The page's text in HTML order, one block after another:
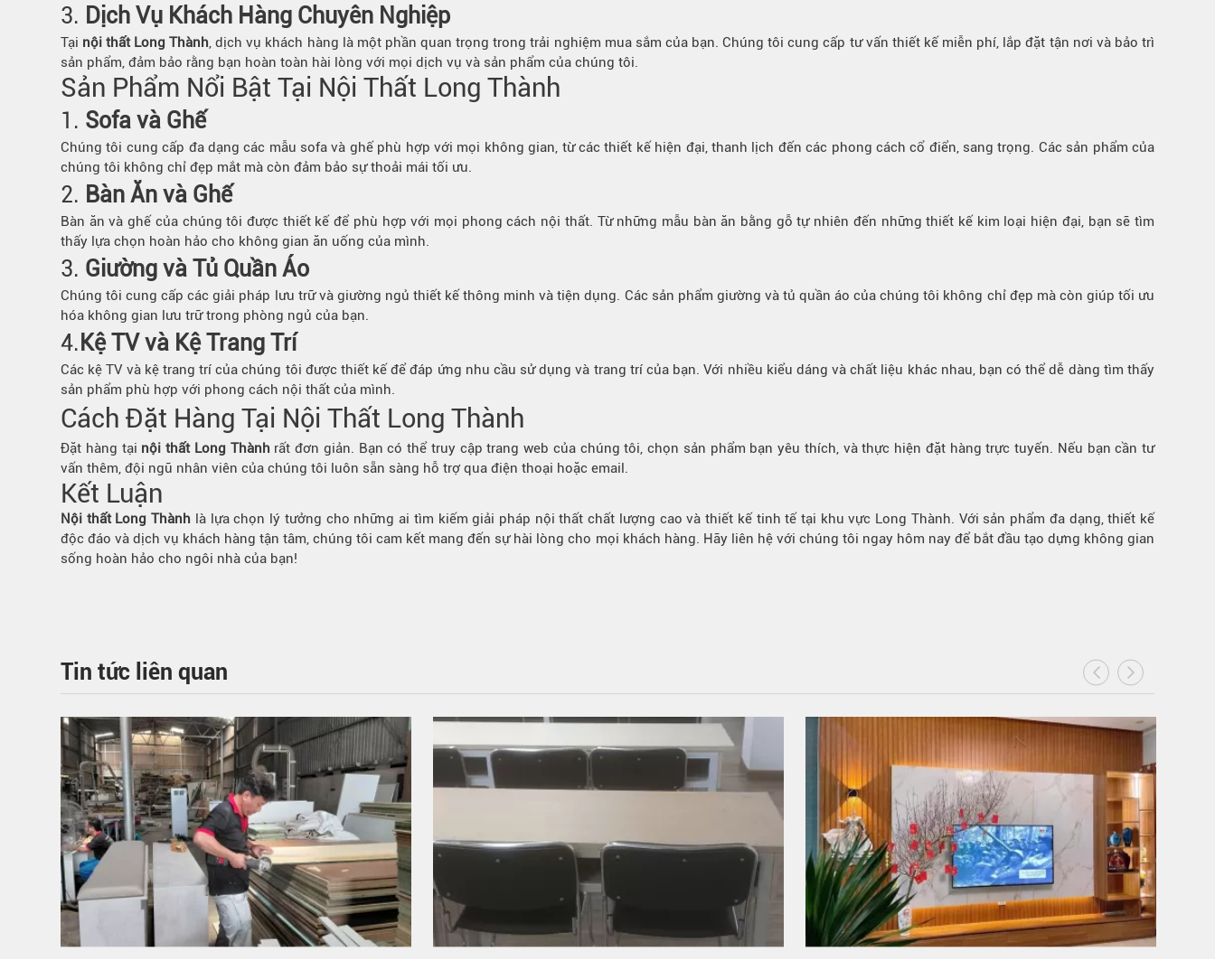
3. Dịch Vụ Khách Hàng Chuyên Nghiệp
Tại nội thất Long Thành, dịch vụ khách hàng là một phần quan trọng trong trải nghiệm mua sắm của bạn. Chúng tôi cung cấp tư vấn thiết kế miễn phí, lắp đặt tận nơi và bảo trì
sản phẩm, đảm bảo rằng bạn hoàn toàn hài lòng với mọi dịch vụ và sản phẩm của chúng tôi.
Sản Phẩm Nổi Bật Tại Nội Thất Long Thành
1. Sofa và Ghế
Chúng tôi cung cấp đa dạng các mẫu sofa và ghế phù hợp với mọi không gian, từ các thiết kế hiện đại, thanh lịch đến các phong cách cổ điển, sang trọng. Các sản phẩm của
chúng tôi không chỉ đẹp mắt mà còn đảm bảo sự thoải mái tối ưu.
2. Bàn Ăn và Ghế
Bàn ăn và ghế của chúng tôi được thiết kế để phù hợp với mọi phong cách nội thất. Từ những mẫu bàn ăn bằng gỗ tự nhiên đến những thiết kế kim loại hiện đại, bạn sẽ tìm
thấy lựa chọn hoàn hảo cho không gian ăn uống của mình.
3. Giường và Tủ Quần Áo
Chúng tôi cung cấp các giải pháp lưu trữ và giường ngủ thiết kế thông minh và tiện dụng. Các sản phẩm giường và tủ quần áo của chúng tôi không chỉ đẹp mà còn giúp tối ưu
hóa không gian lưu trữ trong phòng ngủ của bạn.
4. Kệ TV và Kệ Trang Trí
Các kệ TV và kệ trang trí của chúng tôi được thiết kế để đáp ứng nhu cầu sử dụng và trang trí của bạn. Với nhiều kiểu dáng và chất liệu khác nhau, bạn có thể dễ dàng tìm thấy
sản phẩm phù hợp với phong cách nội thất của mình.
Cách Đặt Hàng Tại Nội Thất Long Thành
Đặt hàng tại nội thất Long Thành rất đơn giản. Bạn có thể truy cập trang web của chúng tôi, chọn sản phẩm bạn yêu thích, và thực hiện đặt hàng trực tuyến. Nếu bạn cần tư
vấn thêm, đội ngũ nhân viên của chúng tôi luôn sẵn sàng hỗ trợ qua điện thoại hoặc email.
Kết Luận
Nội thất Long Thành là lựa chọn lý tưởng cho những ai tìm kiếm giải pháp nội thất chất lượng cao và thiết kế tinh tế tại khu vực Long Thành. Với sản phẩm đa dạng, thiết kế
độc đáo và dịch vụ khách hàng tận tâm, chúng tôi cam kết mang đến sự hài lòng cho mọi khách hàng. Hãy liên hệ với chúng tôi ngay hôm nay để bắt đầu tạo dựng không gian
sống hoàn hảo cho ngôi nhà của bạn!
Tin tức liên quan